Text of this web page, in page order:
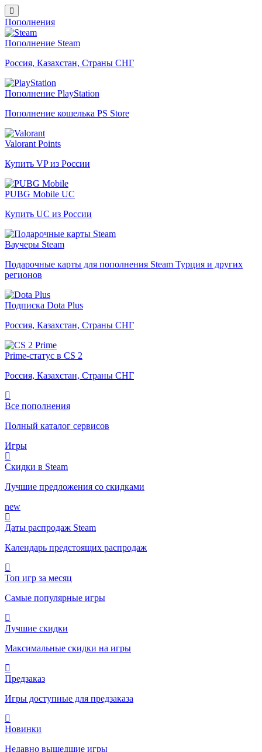
Пополнения
Пополнение Steam
Россия, Казахстан, Страны СНГ
Пополнение PlayStation
Пополнение кошелька PS Store
Valorant Points
Купить VP из России
PUBG Mobile UC
Купить UC из России
Ваучеры Steam
Подарочные карты для пополнения Steam Турция и других
регионов
Подписка Dota Plus
Россия, Казахстан, Страны СНГ
Prime-статус в CS 2
Россия, Казахстан, Страны СНГ
Все пополнения
Полный каталог сервисов
Игры
Скидки в Steam
Лучшие предложения со скидками
new
Даты распродаж Steam
Календарь предстоящих распродаж
Топ игр за месяц
Самые популярные игры
Лучшие скидки
Максимальные скидки на игры
Предзаказ
Игры доступные для предзаказа
Новинки
Недавно вышедшие игры